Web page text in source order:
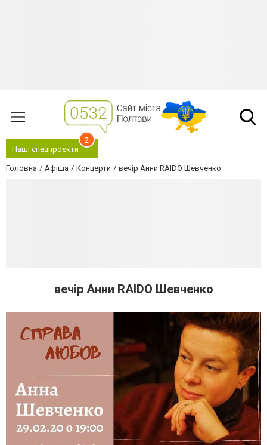
Наші спецпроєкти
2
Головна Афіша Концерти вечір Анни RAIDO Шевченко
вечір Анни RAIDO Шевченко